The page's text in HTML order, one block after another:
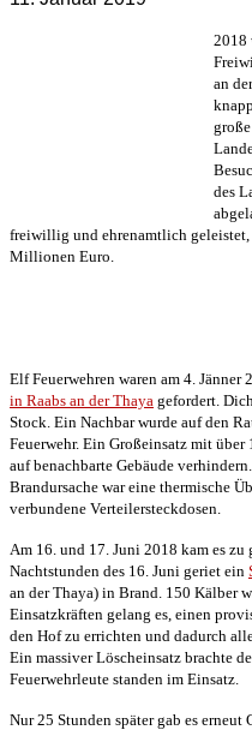
2018
an
des
freiwillig und ehrenamtlich
Millionen Euro.
Elf Feuerwehren waren am 4. Jänner
in Raabs an der Thaya gefordert.
Stock. Ein Nachbar wurde auf den
Feuerwehr. Ein Großeinsatz mit
auf benachbarte Gebäude
Brandursache war eine thermische
verbundene Verteilersteckdosen.
Am 16. und 17. Juni 2018 kam es
Nachtstunden des 16. Juni geriet ein
an der Thaya) in Brand. 150 Kälber
Einsatzkräften gelang es, einen
den Hof zu errichten und dadurch
Ein massiver Löscheinsatz brachte
Feuerwehrleute standen im Einsatz.
Nur 25 Stunden später gab es